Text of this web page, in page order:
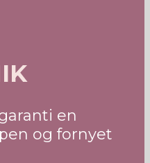
en
og fornyet